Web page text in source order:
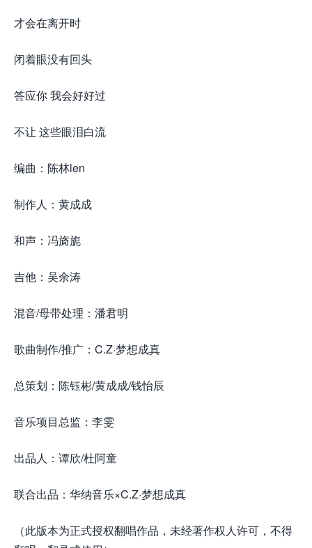
才会在离开时
闭着眼没有回头
答应你 我会好好过
不让 这些眼泪白流
编曲：陈林len
制作人：黄成成
和声：冯旖旎
吉他：吴余涛
混音/母带处理：潘君明
歌曲制作/推广：C.Z·梦想成真
总策划：陈钰彬/黄成成/钱怡辰
音乐项目总监：李雯
出品人：谭欣/杜阿童
联合出品：华纳音乐×C.Z·梦想成真
（此版本为正式授权翻唱作品，未经著作权人许可，不得